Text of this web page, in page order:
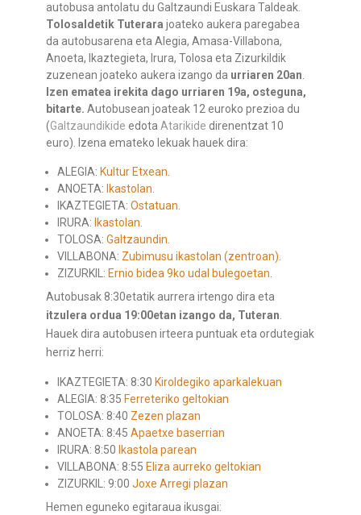
autobusa antolatu du Galtzaundi Euskara Taldeak.
Tolosaldetik Tuterara joateko aukera paregabea
da autobusarena eta Alegia, Amasa-Villabona,
Anoeta, Ikaztegieta, Irura, Tolosa eta Zizurkildik
zuzenean joateko aukera izango da urriaren 20an
Izen ematea irekita dago urriaren 19a, osteguna,
bitarte. Autobusean joateak 12 euroko prezioa du
(Galtzaundikide edota Atarikide direnentzat 10
euro). Izena emateko lekuak hauek dira:
ALEGIA: Kultur Etxean
ANOETA: Ikastolan
IKAZTEGIETA:Ostatuan.
IRURA: Ikastolan
TOLOSA:Galtzaundin
VILLABONA: Zubimusu ikastolan (zentroan)
ZIZURKIL: Ernio bidea 9ko udal bulegoetan
Autobusak 8:30etatik aurrera irtengo dira eta
itzulera ordua 19:00etan izango da, Tuteran
Hauek dira autobusen irteera puntuak eta ordutegiak
herriz herri:
IKAZTEGIETA: 8:30 Kiroldegiko aparkalekuan
ALEGIA: 8:35 Ferreteriko geltokian
TOLOSA: 8:40 Zezen plazan
ANOETA: 8:45Apaetxe baserrian
IRURA: 8:50 Ikastola parean
VILLABONA: 8:55 Eliza aurreko geltokian
ZIZURKIL: 9:00Joxe Arregi plazan
Hemen eguneko egitaraua ikusgai: